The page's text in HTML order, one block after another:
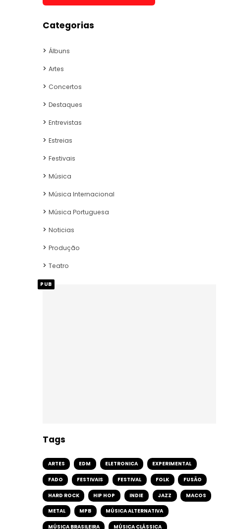
Categorias
Álbuns
Artes
Concertos
Destaques
Entrevistas
Estreias
Festivais
Música
Música Internacional
Música Portuguesa
Noticias
Produção
Teatro
PUB
Tags
ARTES EDM ELETRONICA EXPERIMENTAL
FADO FESTIVAIS FESTIVAL FOLK FUSÃO
HARD ROCK HIP HOP INDIE JAZZ MACOS
METAL MPB MÚSICA ALTERNATIVA
MÚSICA BRASILEIRA MÚSICA CLÁSSICA